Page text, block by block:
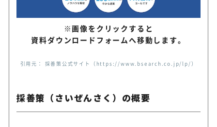
会社詳細を見る↓
資料を
ダウンロード
詳細を
採用コストを大幅に削減で
Z世代に特化したプロモー
幅広い施策で採用効果を最
アクシアエージェンシ
戦略設計から運用・分析・改
※画像をクリックすると
資料ダウンロードフォームへ移動します。
引用元： 採善策公式サイト（https://www.bsearch.co.jp/lp/）
採善策（さいぜんさく）の概要